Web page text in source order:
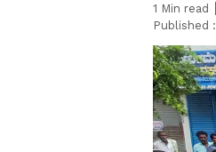
1 Min read
Published :